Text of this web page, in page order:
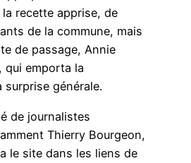
recette apprise, de
de la commune, mais
de passage, Annie
qui emporta la
générale.
de journalistes
Thierry Bourgeon,
le site dans les liens de